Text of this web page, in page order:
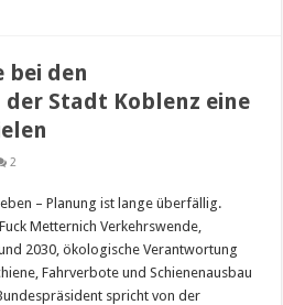
bei den
Stadt Koblenz eine
2
– Planung ist lange überfällig.
Metternich Verkehrswende,
2030, ökologische Verantwortung
Fahrverbote und Schienenausbau
spricht von der